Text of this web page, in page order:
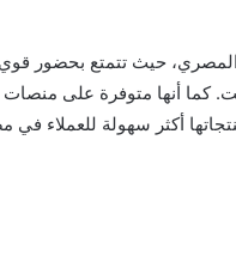
المصري، حيث تتمتع بحضور
كما أنها متوفرة على منصات